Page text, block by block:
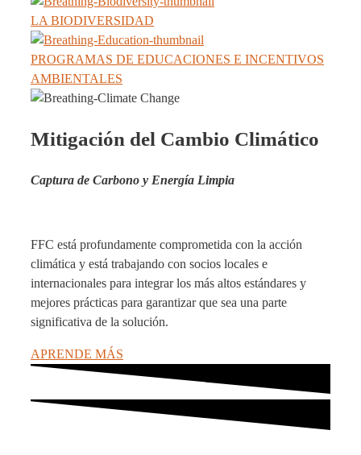
LA BIODIVERSIDAD
PROGRAMAS DE EDUCACIONES E INCENTIVOS
AMBIENTALES
Mitigación del Cambio Climático
Captura de Carbono y Energía Limpia
FFC está profundamente comprometida con la acción
climática y está trabajando con socios locales e
internacionales para integrar los más altos estándares y
mejores prácticas para garantizar que sea una parte
significativa de la solución.
APRENDE MÁS